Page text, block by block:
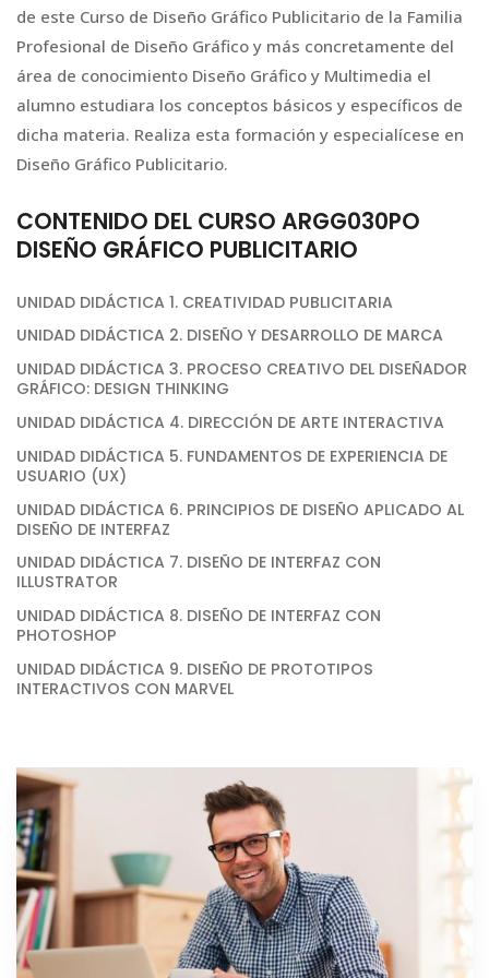
de este Curso de Diseño Gráfico Publicitario de la Familia
Profesional de Diseño Gráfico y más concretamente del
área de conocimiento Diseño Gráfico y Multimedia el
alumno estudiara los conceptos básicos y específicos de
dicha materia. Realiza esta formación y especialícese en
Diseño Gráfico Publicitario.
CONTENIDO DEL CURSO ARGG030PO
DISEÑO GRÁFICO PUBLICITARIO
UNIDAD DIDÁCTICA 1. CREATIVIDAD PUBLICITARIA
UNIDAD DIDÁCTICA 2. DISEÑO Y DESARROLLO DE MARCA
UNIDAD DIDÁCTICA 3. PROCESO CREATIVO DEL DISEÑADOR
GRÁFICO: DESIGN THINKING
UNIDAD DIDÁCTICA 4. DIRECCIÓN DE ARTE INTERACTIVA
UNIDAD DIDÁCTICA 5. FUNDAMENTOS DE EXPERIENCIA DE
USUARIO (UX)
UNIDAD DIDÁCTICA 6. PRINCIPIOS DE DISEÑO APLICADO AL
DISEÑO DE INTERFAZ
UNIDAD DIDÁCTICA 7. DISEÑO DE INTERFAZ CON
ILLUSTRATOR
UNIDAD DIDÁCTICA 8. DISEÑO DE INTERFAZ CON
PHOTOSHOP
UNIDAD DIDÁCTICA 9. DISEÑO DE PROTOTIPOS
INTERACTIVOS CON MARVEL